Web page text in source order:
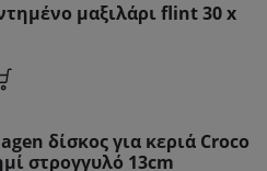
μαξιλάρι flint 30 x
δίσκος για κεριά Croco
στρογγυλό 13cm